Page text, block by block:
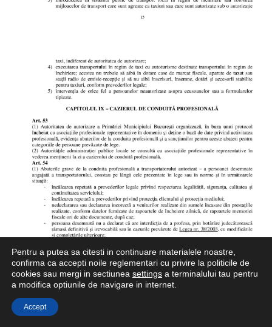
Pentru a putea sa citesti in continuare materialele noastre,
confirma ca accepti noile reglementari cu privire la politicile de
cookies sau mergi in sectiunea settings a terminalului tau pentru
a modifica optiunile de navigare in internet.
Accept